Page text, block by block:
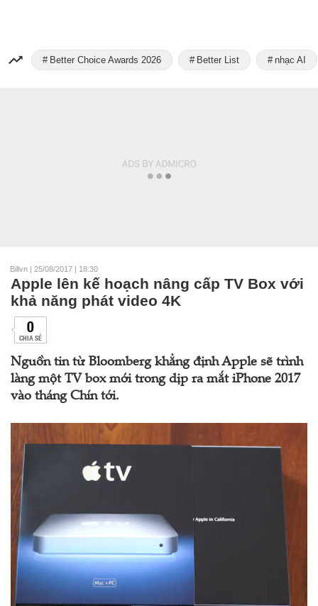
Better Choice Awards 2026 Better List nhạc AI
Billvn | 25/08/2017 | 18:30
Apple lên kế hoạch nâng cấp TV Box với
khả năng phát video 4K
0
CHIA SẺ
Nguồn tin từ Bloomberg khẳng định Apple sẽ trình
làng một TV box mới trong dịp ra mắt iPhone 2017
vào tháng Chín tới.